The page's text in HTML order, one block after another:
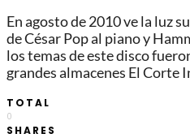
En agosto de 2010 ve la luz
de César Pop al piano y
los temas de este disco
grandes almacenes El Corte
TOTAL
0
SHARES